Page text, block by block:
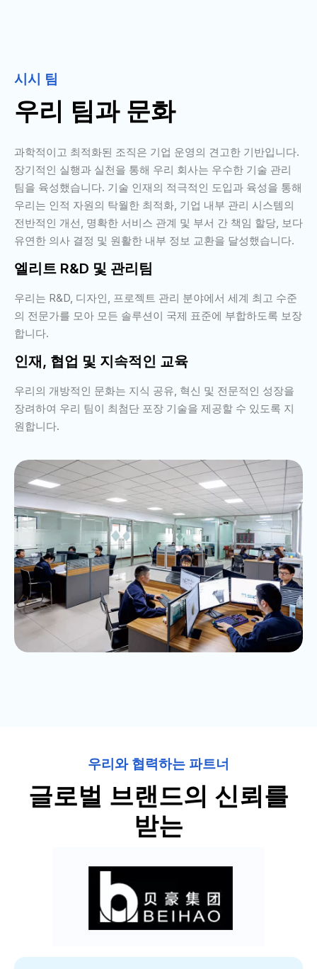
시시 팀
우리 팀과 문화
과학적이고 최적화된 조직은 기업 운영의 견고한 기반입니다.
장기적인 실행과 실천을 통해 우리 회사는 우수한 기술 관리
팀을 육성했습니다. 기술 인재의 적극적인 도입과 육성을 통해
우리는 인적 자원의 탁월한 최적화, 기업 내부 관리 시스템의
전반적인 개선, 명확한 서비스 관계 및 부서 간 책임 할당, 보다
유연한 의사 결정 및 원활한 내부 정보 교환을 달성했습니다.
엘리트 R&D 및 관리팀
우리는 R&D, 디자인, 프로젝트 관리 분야에서 세계 최고 수준
의 전문가를 모아 모든 솔루션이 국제 표준에 부합하도록 보장
합니다.
인재, 협업 및 지속적인 교육
우리의 개방적인 문화는 지식 공유, 혁신 및 전문적인 성장을
장려하여 우리 팀이 최첨단 포장 기술을 제공할 수 있도록 지
원합니다.
우리와 협력하는 파트너
글로벌 브랜드의 신뢰를
받는